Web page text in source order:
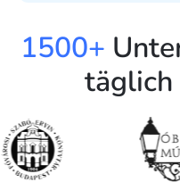
1500+
täglich